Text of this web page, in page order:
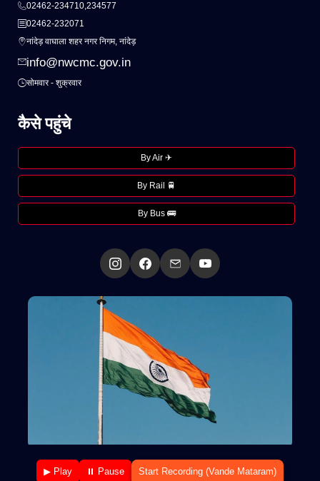
02462-234710,234577
02462-232071
नांदेड़ वाघाला शहर नगर निगम, नांदेड़
info@nwcmc.gov.in
सोमवार - शुक्रवार
कैसे पहुंचे
By Air ✈
By Rail 🚆
By Bus 🚌
▶ Play ⏸ Pause Start Recording (Vande Mataram)